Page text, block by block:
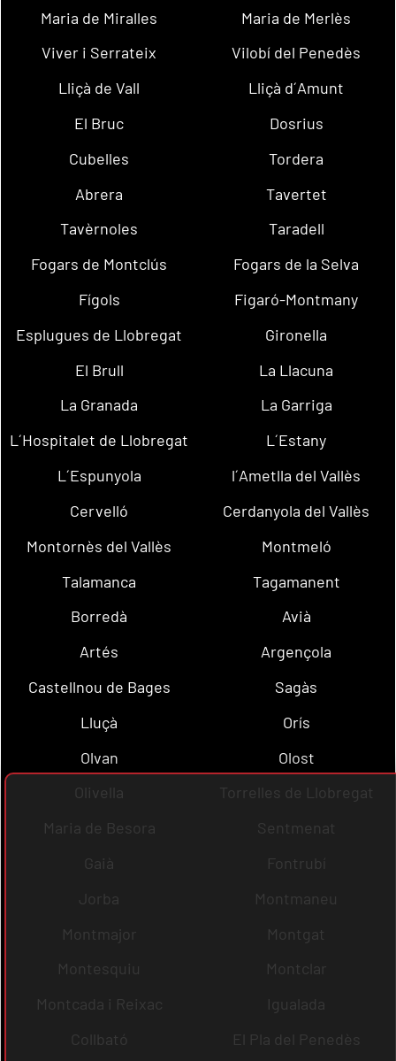
Maria de Miralles
Maria de Merlès
Viver i Serrateix
Vilobí del Penedès
Lliçà de Vall
Lliçà d´Amunt
El Bruc
Dosrius
Cubelles
Tordera
Abrera
Tavertet
Tavèrnoles
Taradell
Fogars de Montclús
Fogars de la Selva
Fígols
Figaró-Montmany
Esplugues de Llobregat
Gironella
El Brull
La Llacuna
La Granada
La Garriga
L´Hospitalet de Llobregat
L´Estany
L´Espunyola
l´Ametlla del Vallès
Cervelló
Cerdanyola del Vallès
Montornès del Vallès
Montmeló
Talamanca
Tagamanent
Borredà
Avià
Artés
Argençola
Castellnou de Bages
Sagàs
Lluçà
Orís
Olvan
Olost
Olivella
Torrelles de Llobregat
Maria de Besora
Sentmenat
Gaià
Fontrubí
Jorba
Montmaneu
Montmajor
Montgat
Montesquiu
Montclar
Montcada i Reixac
Igualada
Collbató
El Pla del Penedès